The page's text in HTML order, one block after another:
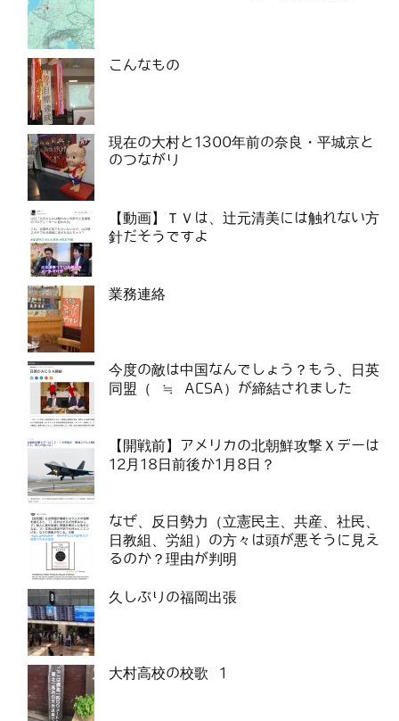
こんなもの
現在の大村と1300年前の奈良・平城京と
のつながり
【動画】ＴＶは、辻元清美には触れない方
針だそうですよ
業務連絡
今度の敵は中国なんでしょう？もう、日英
同盟（ ≒ ACSA）が締結されました
【開戦前】アメリカの北朝鮮攻撃Ｘデーは
12月18日前後か1月8日？
なぜ、反日勢力（立憲民主、共産、社民、
日教組、労組）の方々は頭が悪そうに見え
るのか？理由が判明
久しぶりの福岡出張
大村高校の校歌 1